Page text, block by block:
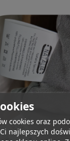
cookies oraz
najlepszych